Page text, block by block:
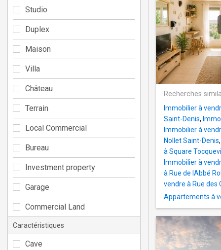
Recherches
Immobilier à
Saint-Denis,
Immobilier à
Nollet Saint-Denis,
à Square
Immobilier à
à Rue de lAbbé
vendre à Rue des
Appartements à
Studio
Duplex
Maison
Villa
Château
Terrain
Local Commercial
Bureau
Investment property
Garage
Commercial Land
Caractéristiques
Cave